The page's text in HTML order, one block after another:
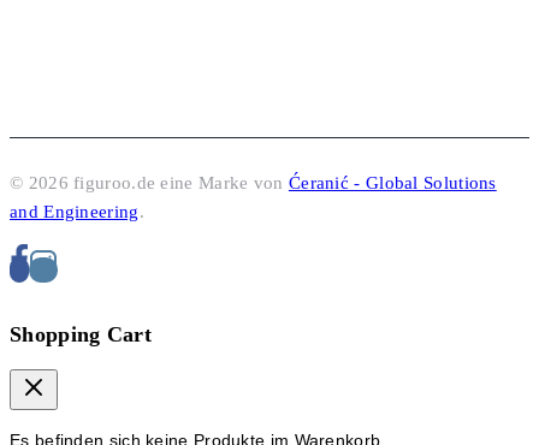
© 2026 figuroo.de eine Marke von Ćeranić - Global Solutions
and Engineering.
Shopping Cart
Es befinden sich keine Produkte im Warenkorb.